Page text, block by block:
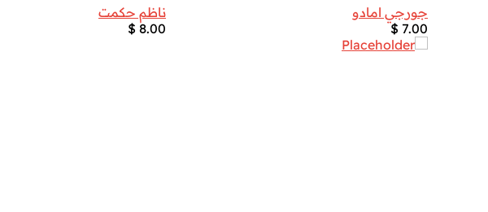
ناظم حكمت
$ 8.00
جورجي امادو
$ 7.00